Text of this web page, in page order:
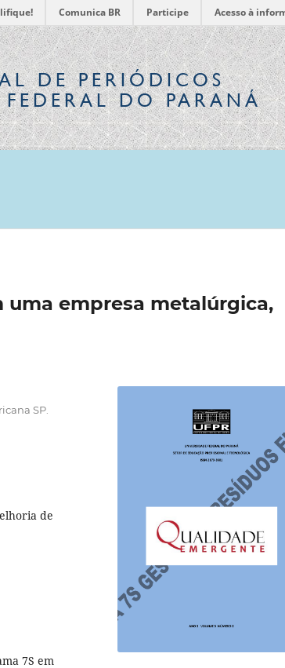
Comunica BR Participe Acesso à
DE PERIÓDICOS
DO PARANÁ
empresa metalúrgica,
SP.
de
7S em